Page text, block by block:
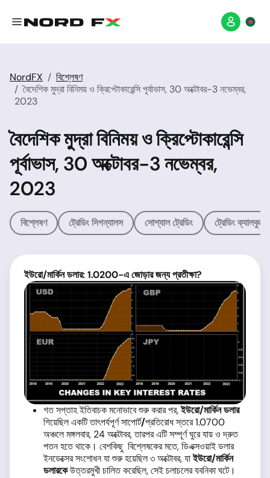
NordFX
বিশ্লেষণ
বৈদেশিক মুদ্রা বিনিময় ও ক্রিপ্টোকারেন্সি পূর্বাভাস, 30 অক্টোবর-3 নভেম্বর,
2023
বৈদেশিক মুদ্রা বিনিময় ও ক্রিপ্টোকারেন্সি
পূর্বাভাস, 30 অক্টোবর-3 নভেম্বর,
2023
বিশ্লেষণ ট্রেডিং সিগন্যালস সোশ্যাল ট্রেডিং ট্রেডিং
ইউরো/মার্কিন ডলার: 1.0200-এ জোড়ার জন্য প্রতীক্ষা?
গত সপ্তাহ ইতিবাচক মনোভাবে শুরু করার পর,ইউরো/মার্কিন ডলার
গিয়েছিল একটি তাৎপর্যপূর্ণ সাপোর্ট/প্রতিরোধ স্তরে 1.0700
অঞ্চলে মঙ্গলবার, 24 অক্টোবর, তারপর এটি সম্পূর্ণ ঘুরে যায় ও দ্রুত
পতন হতে থাকে। বেশকিছু বিশ্লেষকের মতে, ডিএক্সওয়াই ডলার
ইনডেক্সের সংশোধন যা শুরু হয়েছিল ৩ অক্টোবর, যাইউরো/মার্কিন
ডলারকেউত্তরমুখী চালিত করেছিল, সেই চলাচলের যবনিকা ঘটে।